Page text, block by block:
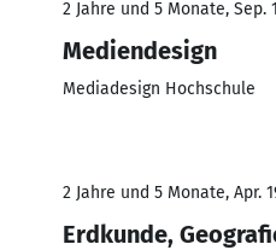
2 Jahre und 5 Monate, Sep.
Mediendesign
Mediadesign Hochschule
2 Jahre und 5 Monate, Apr.
Erdkunde,